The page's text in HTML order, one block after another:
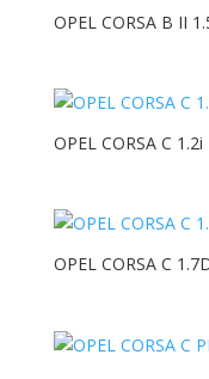
OPEL CORSA B II
OPEL CORSA C
OPEL CORSA C